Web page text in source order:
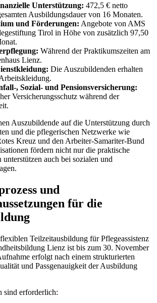
Unterstützung: 472,5 € netto
Ausbildungsdauer von 16 Monaten.
und Förderungen: Angebote von AMS
Tirol in Höhe von zusätzlich 97,50
Während der Praktikumszeiten am
Lienz.
Die Auszubildenden erhalten
, Sozial- und Pensionsversicherung:
Versicherungsschutz während der
Auszubildende auf die Unterstützung durch
und die pflegerischen Netzwerke wie
Kreuz und den Arbeiter-Samariter-Bund
fördern nicht nur die praktische
auch bei sozialen und
und
für die
Teilzeitausbildung für Pflegeassistenz
Lienz ist bis zum 30. November
erfolgt nach einem strukturierten
und Passgenauigkeit der Ausbildung
sind erforderlich: